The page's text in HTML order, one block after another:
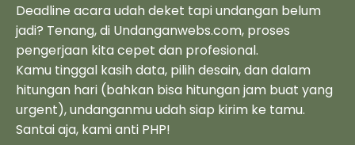
Deadline acara udah deket tapi undangan belum
jadi? Tenang, di Undanganwebs.com, proses
pengerjaan kita cepet dan profesional.
Kamu tinggal kasih data, pilih desain, dan dalam
hitungan hari (bahkan bisa hitungan jam buat yang
urgent), undanganmu udah siap kirim ke tamu.
Santai aja, kami anti PHP!